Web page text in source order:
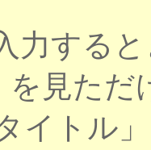
力する
見ただ
イトル